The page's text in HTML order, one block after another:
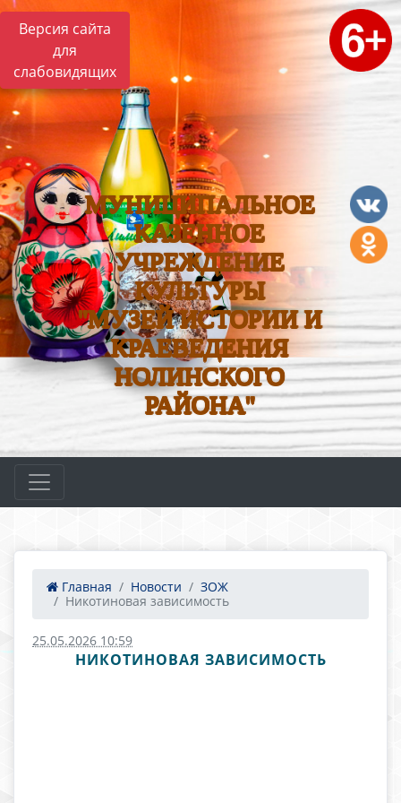
Версия сайта
для
слабовидящих
МУНИЦИПАЛЬНОЕ
КАЗЕННОЕ
УЧРЕЖДЕНИЕ
КУЛЬТУРЫ
"МУЗЕЙ ИСТОРИИ И
КРАЕВЕДЕНИЯ
НОЛИНСКОГО
РАЙОНА"
Главная Новости
ЗОЖ
Никотиновая зависимость
25.05.2026 10:59
НИКОТИНОВАЯ ЗАВИСИМОСТЬ